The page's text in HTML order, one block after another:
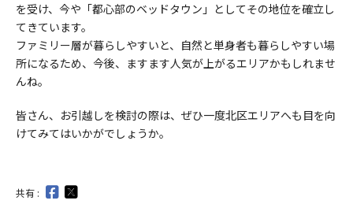
を受け、今や「都心部のベッドタウン」としてその地位を確立し
てきています。
ファミリー層が暮らしやすいと、自然と単身者も暮らしやすい場
所になるため、今後、ますます人気が上がるエリアかもしれませ
んね。
皆さん、お引越しを検討の際は、ぜひ一度北区エリアへも目を向
けてみてはいかがでしょうか。
共有 :